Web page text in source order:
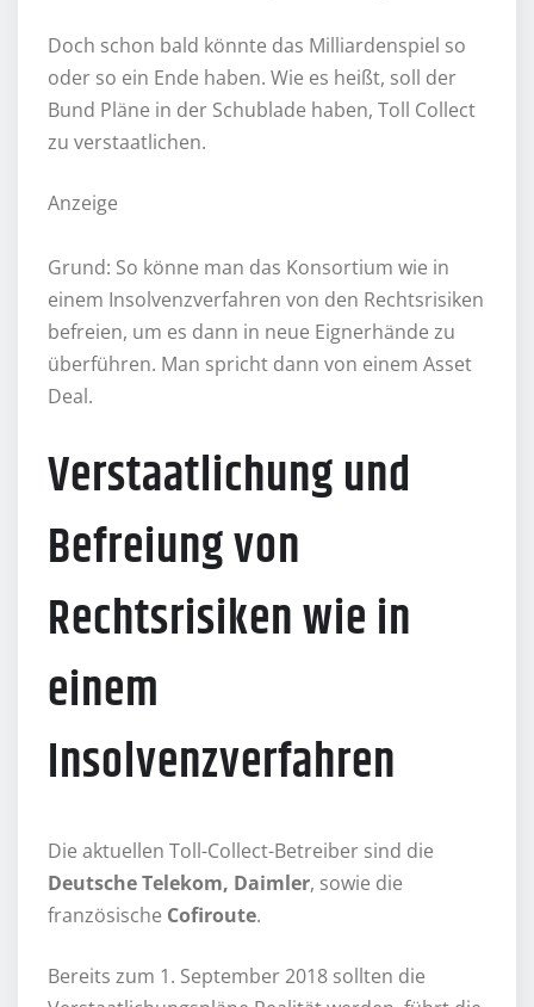
Doch schon bald könnte das Milliardenspiel so
oder so ein Ende haben. Wie es heißt, soll der
Bund Pläne in der Schublade haben, Toll Collect
zu verstaatlichen.
Anzeige
Grund: So könne man das Konsortium wie in
einem Insolvenzverfahren von den Rechtsrisiken
befreien, um es dann in neue Eignerhände zu
überführen. Man spricht dann von einem Asset
Deal.
Verstaatlichung und
Befreiung von
Rechtsrisiken wie in
einem
Insolvenzverfahren
Die aktuellen Toll-Collect-Betreiber sind die
Deutsche Telekom, Daimler, sowie die
französische Cofiroute.
Bereits zum 1. September 2018 sollten die